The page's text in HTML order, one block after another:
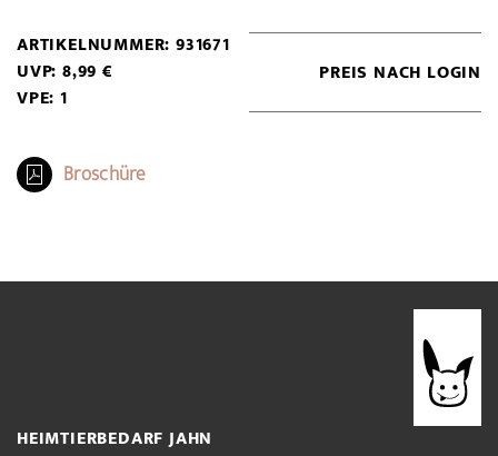
ARTIKELNUMMER: 931671
UVP: 8,99 €
VPE: 1
PREIS NACH LOGIN
Broschüre
HEIMTIERBEDARF JAHN